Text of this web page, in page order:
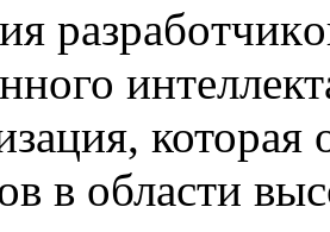
в области